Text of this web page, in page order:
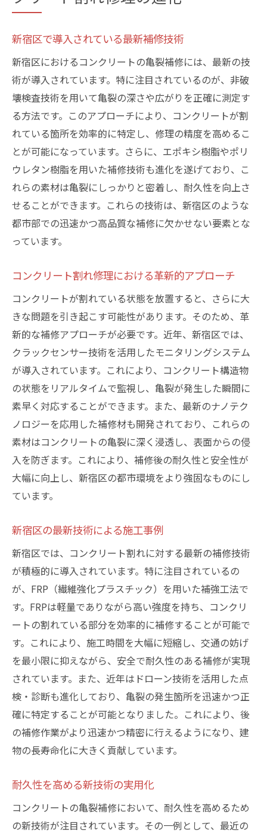
新宿区で導入されている最新補修技術
新宿区におけるコンクリートの亀裂補修には、最新の技
術が導入されています。特に注目されているのが、非破
壊検査技術を用いて亀裂の深さや広がりを正確に測定す
る方法です。このアプローチにより、コンクリートが割
れている箇所を効率的に特定し、修理の精度を高めるこ
とが可能になっています。さらに、エポキシ樹脂やポリ
ウレタン樹脂を用いた補修技術も進化を遂げており、こ
れらの素材は亀裂にしっかりと密着し、耐久性を向上さ
せることができます。これらの技術は、新宿区のような
都市部での迅速かつ高品質な補修に欠かせない要素とな
っています。
コンクリート割れ修理における革新的アプローチ
コンクリートが割れている状態を放置すると、さらに大
きな問題を引き起こす可能性があります。そのため、革
新的な補修アプローチが必要です。近年、新宿区では、
クラックセンサー技術を活用したモニタリングシステム
が導入されています。これにより、コンクリート構造物
の状態をリアルタイムで監視し、亀裂が発生した瞬間に
素早く対応することができます。また、最新のナノテク
ノロジーを応用した補修材も開発されており、これらの
素材はコンクリートの亀裂に深く浸透し、表面からの侵
入を防ぎます。これにより、補修後の耐久性と安全性が
大幅に向上し、新宿区の都市環境をより強固なものにし
ています。
新宿区の最新技術による施工事例
新宿区では、コンクリート割れに対する最新の補修技術
が積極的に導入されています。特に注目されているの
が、FRP（繊維強化プラスチック）を用いた補強工法で
す。FRPは軽量でありながら高い強度を持ち、コンクリ
ートの割れている部分を効率的に補修することが可能で
す。これにより、施工時間を大幅に短縮し、交通の妨げ
を最小限に抑えながら、安全で耐久性のある補修が実現
されています。また、近年はドローン技術を活用した点
検・診断も進化しており、亀裂の発生箇所を迅速かつ正
確に特定することが可能となりました。これにより、後
の補修作業がより迅速かつ精密に行えるようになり、建
物の長寿命化に大きく貢献しています。
耐久性を高める新技術の実用化
コンクリートの亀裂補修において、耐久性を高めるため
の新技術が注目されています。その一例として、最近の